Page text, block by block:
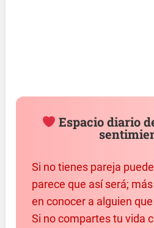
Espacio diario
Si no tienes pareja
parece que así será;
en conocer a alguien
Si no compartes tu vida